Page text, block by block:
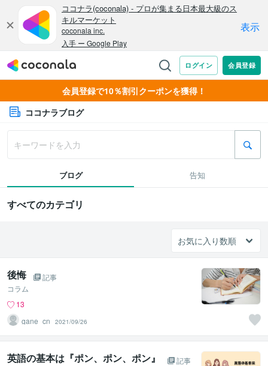
会員登録で10％割引クーポンを獲得！
ココナラブログ
ブログ 告知
すべてのカテゴリ
後悔
記事
コラム
13
gane_cn
2021/09/26
英語の基本は『ポン、ポン、ポン』
記事